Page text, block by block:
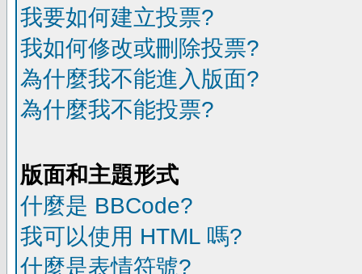
我要如何建立投票?
我如何修改或刪除投票?
為什麼我不能進入版面?
為什麼我不能投票?
版面和主題形式
什麼是 BBCode?
我可以使用 HTML 嗎?
什麼是表情符號?